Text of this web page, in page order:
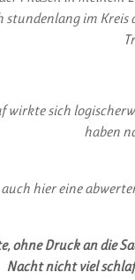
im Kreis
wirkte sich
haben
hier eine
ohne Druck an die
Nacht nicht viel